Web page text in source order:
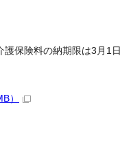
保険料の納期限は3月1日
）